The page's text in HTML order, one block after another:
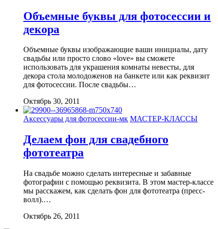
Объемные буквы для фотосессии и
декора
Объемные буквы изображающие ваши инициалы, дату
свадьбы или просто слово «love» вы сможете
использовать для украшения комнаты невесты, для
декора стола молодоженов на банкете или как реквизит
для фотосессии. После свадьбы…
Октябрь 30, 2011
Аксессуары для фотосессии-мк МАСТЕР-КЛАССЫ
Делаем фон для свадебного
фототеатра
На свадьбе можно сделать интересные и забавные
фотографии с помощью реквизита. В этом мастер-классе
мы расскажем, как сделать фон для фототеатра (пресс-
волл).…
Октябрь 26, 2011